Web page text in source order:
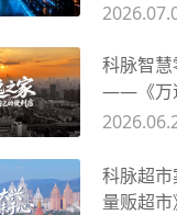
科脉智
——《万
科脉超
量贩超市